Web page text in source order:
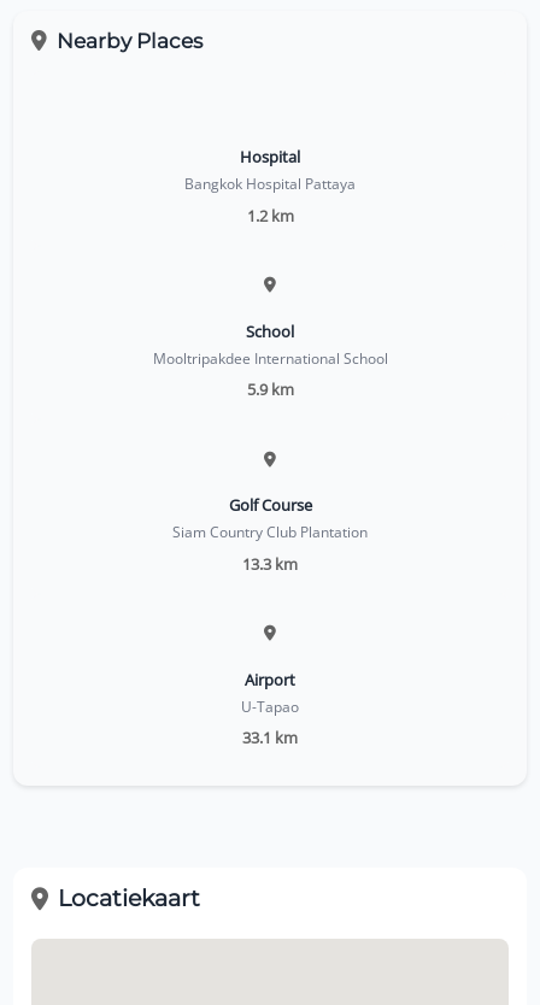
Nearby Places
Hospital
Bangkok Hospital Pattaya
1.2 km
School
Mooltripakdee International School
5.9 km
Golf Course
Siam Country Club Plantation
13.3 km
Airport
U-Tapao
33.1 km
Locatiekaart